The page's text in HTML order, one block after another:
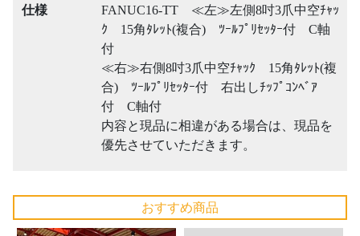
仕様
FANUC16-TT ≪左≫左側8吋3爪中空ﾁｬｯ
ｸ 15角ﾀﾚｯﾄ(複合) ﾂｰﾙﾌﾟﾘｾｯﾀｰ付 C軸
付
≪右≫右側8吋3爪中空ﾁｬｯｸ 15角ﾀﾚｯﾄ(複
合) ﾂｰﾙﾌﾟﾘｾｯﾀｰ付 右出しﾁｯﾌﾟｺﾝﾍﾞｱ
付 C軸付
内容と現品に相違がある場合は、現品を
優先させていただきます。
おすすめ商品